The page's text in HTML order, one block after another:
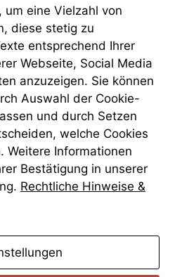
um eine Vielzahl von
diese stetig zu
entsprechend Ihrer
Webseite, Social Media
anzuzeigen. Sie können
Auswahl der Cookie-
und durch Setzen
welche Cookies
Weitere Informationen
Bestätigung in unserer
Rechtliche Hinweise &
Funktionalität
Einige
Funktionen auf
dieser Website
sind optional.
Wenn Sie
diese Option
deaktivieren,
kann die
Website nicht
zu 100%
Marketing
Wir speichern